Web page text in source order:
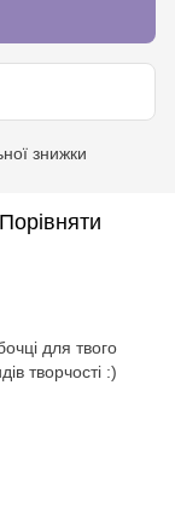
знижки
Порівняти
для твого
творчості :)